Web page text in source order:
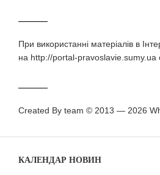
При використаннi матерiалiв в
на http://portal-pravoslavie.sumy.ua
Created By team © 2013 — 2026
КАЛЕНДАР НОВИН